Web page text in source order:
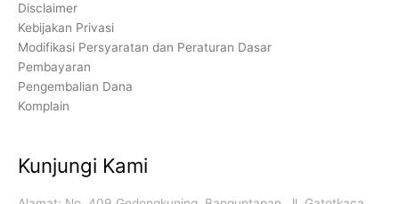
Disclaimer
Kebijakan Privasi
Modifikasi Persyaratan dan Peraturan Dasar
Pembayaran
Pengembalian Dana
Komplain
Kunjungi Kami